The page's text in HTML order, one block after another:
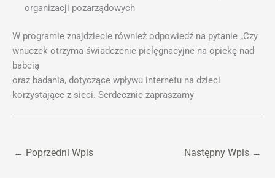
organizacji pozarządowych
W programie znajdziecie również odpowiedź na pytanie „Czy
wnuczek otrzyma świadczenie pielęgnacyjne na opiekę nad
babcią
oraz badania, dotyczące wpływu internetu na dzieci
korzystające z sieci. Serdecznie zapraszamy
← Poprzedni Wpis Następny Wpis →